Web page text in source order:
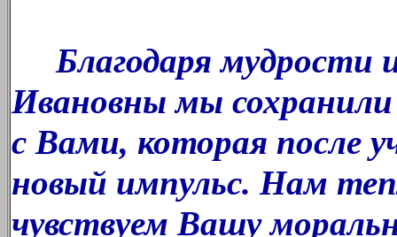
Благодаря мудрости
Ивановны мы сохранили
с Вами, которая после
новый импульс. Нам
чувствуем Вашу